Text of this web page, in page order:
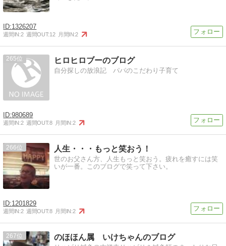
1326207
週間IN:2 週間OUT:12 月間IN:2
265 ヒロヒロブーのブログ
自分探しの放浪記 パパのこだわり子育て
980689
週間IN:2 週間OUT:8 月間IN:2
266 人生・・・もっと笑おう！
世のお父さん方、人生もっと笑おう。疲れを癒すには笑
いが一番。このブログで笑って下さい。
1201829
週間IN:2 週間OUT:8 月間IN:2
267 のほほん属 いけちゃんのブログ